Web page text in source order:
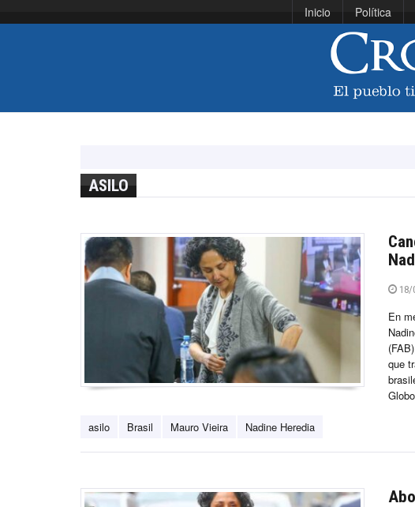
Inicio Política
ASILO
18/
En
que
asilo Brasil Mauro Vieira Nadine Heredia